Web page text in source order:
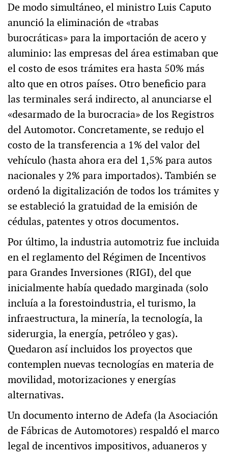
De modo simultáneo, el ministro Luis Caputo
anunció la eliminación de «trabas
burocráticas» para la importación de acero y
aluminio: las empresas del área estimaban que
el costo de esos trámites era hasta 50% más
alto que en otros países. Otro beneficio para
las terminales será indirecto, al anunciarse el
«desarmado de la burocracia» de los Registros
del Automotor. Concretamente, se redujo el
costo de la transferencia a 1% del valor del
vehículo (hasta ahora era del 1,5% para autos
nacionales y 2% para importados). También se
ordenó la digitalización de todos los trámites y
se estableció la gratuidad de la emisión de
cédulas, patentes y otros documentos.
Por último, la industria automotriz fue incluida
en el reglamento del Régimen de Incentivos
para Grandes Inversiones (RIGI), del que
inicialmente había quedado marginada (solo
incluía a la forestoindustria, el turismo, la
infraestructura, la minería, la tecnología, la
siderurgia, la energía, petróleo y gas).
Quedaron así incluidos los proyectos que
contemplen nuevas tecnologías en materia de
movilidad, motorizaciones y energías
alternativas.
Un documento interno de Adefa (la Asociación
de Fábricas de Automotores) respaldó el marco
legal de incentivos impositivos, aduaneros y